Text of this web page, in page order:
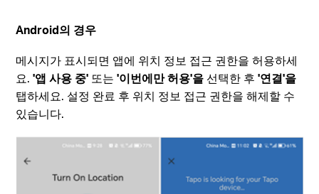
Android의 경우
메시지가 표시되면 앱에 위치 정보 접근 권한을 허용하세
요.'앱 사용 중' 또는'이번에만 허용'을 선택한 후'연결'을
탭하세요. 설정 완료 후 위치 정보 접근 권한을 해제할 수
있습니다.